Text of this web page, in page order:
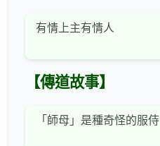
有情上主有情人
【傳道故事】
「師母」是種奇怪的服侍